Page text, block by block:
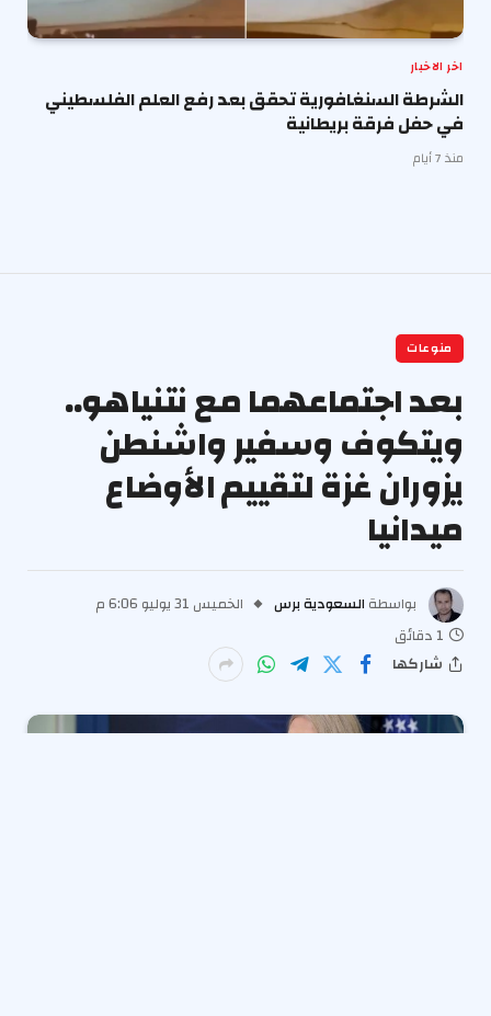
اخر الاخبار
الشرطة السنغافورية تحقق بعد رفع العلم الفلسطيني
في حفل فرقة بريطانية
منذ 7 أيام
منوعات
بعد اجتماعهما مع نتنياهو..
ويتكوف وسفير واشنطن
يزوران غزة لتقييم الأوضاع
ميدانيا
بواسطة السعودية برس
الخميس 31 يوليو 6:06 م
1 دقائق
شاركها